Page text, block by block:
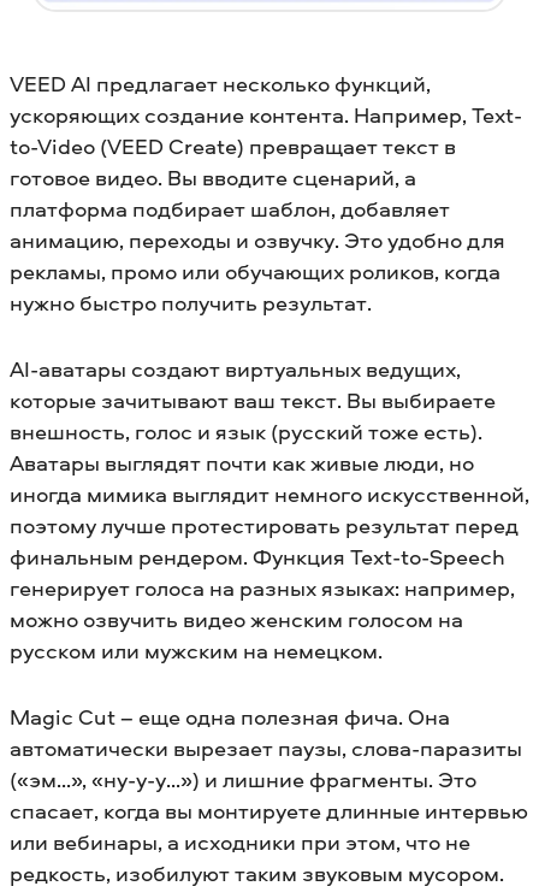
VEED AI предлагает несколько функций,
ускоряющих создание контента. Например, Text-
to-Video (VEED Create) превращает текст в
готовое видео. Вы вводите сценарий, а
платформа подбирает шаблон, добавляет
анимацию, переходы и озвучку. Это удобно для
рекламы, промо или обучающих роликов, когда
нужно быстро получить результат.
AI-аватары создают виртуальных ведущих,
которые зачитывают ваш текст. Вы выбираете
внешность, голос и язык (русский тоже есть).
Аватары выглядят почти как живые люди, но
иногда мимика выглядит немного искусственной,
поэтому лучше протестировать результат перед
финальным рендером. Функция Text-to-Speech
генерирует голоса на разных языках: например,
можно озвучить видео женским голосом на
русском или мужским на немецком.
Magic Cut – еще одна полезная фича. Она
автоматически вырезает паузы, слова-паразиты
(«эм...», «ну-у-у...») и лишние фрагменты. Это
спасает, когда вы монтируете длинные интервью
или вебинары, а исходники при этом, что не
редкость, изобилуют таким звуковым мусором.